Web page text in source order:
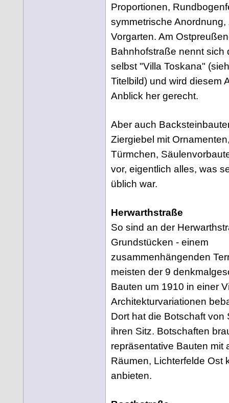
Proportionen,
symmetrische
Vorgarten. Am
Bahnhofstraße nennt sich
selbst "Villa Toskana"
Titelbild) und wird diesem
Anblick her gerecht.
Aber auch
Ziergiebel mit
Türmchen,
vor, eigentlich alles, was
üblich war.
Herwarthstraße
So sind an der
Grundstücken - einem
zusammenhängenden
meisten der 9
Bauten um 1910 in einer
Architekturvariationen
Dort hat die Botschaft von
ihren Sitz. Botschaften
repräsentative Bauten mit
Räumen, Lichterfelde Ost
anbieten.